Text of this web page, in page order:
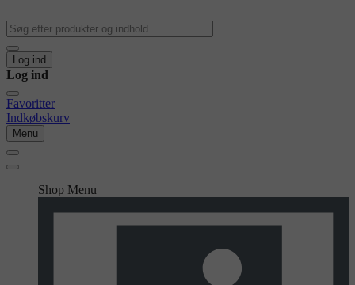
Log ind
Log ind
Favoritter
Indkøbskurv
Menu
Shop Menu